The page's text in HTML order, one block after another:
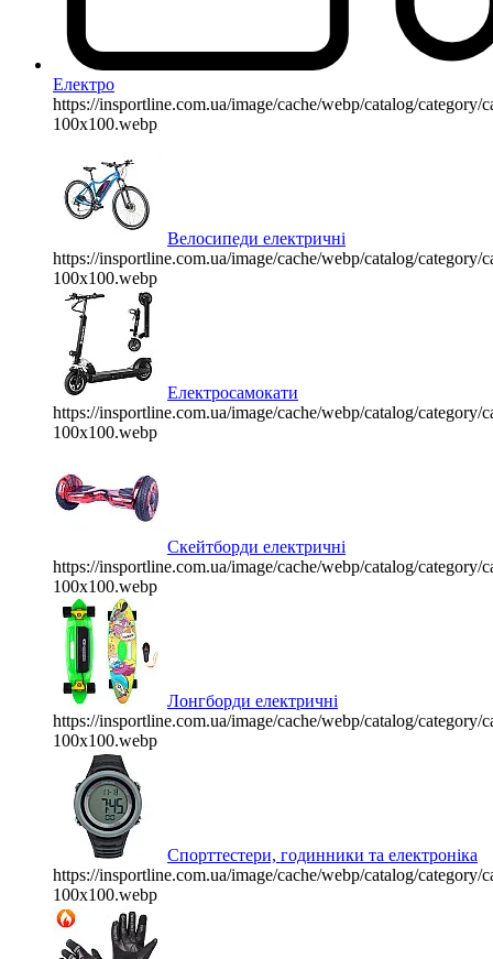
Електро
https://insportline.com.ua/image/cache/webp/catalog/category/
100x100.webp
Велосипеди електричні
https://insportline.com.ua/image/cache/webp/catalog/category/
100x100.webp
Електросамокати
https://insportline.com.ua/image/cache/webp/catalog/category/
100x100.webp
Скейтборди електричні
https://insportline.com.ua/image/cache/webp/catalog/category/
100x100.webp
Лонгборди електричні
https://insportline.com.ua/image/cache/webp/catalog/category/
100x100.webp
Спорттестери, годинники та електроніка
https://insportline.com.ua/image/cache/webp/catalog/category/
100x100.webp